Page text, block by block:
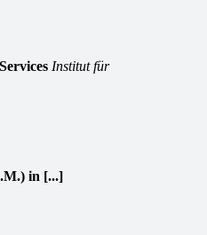
Institut für
in [...]